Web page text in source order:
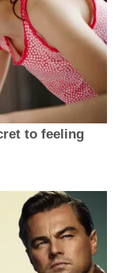
to feeling